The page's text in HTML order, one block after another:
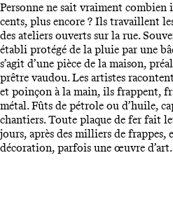
Personne ne sait vraiment combien
cents, plus encore ? Ils travaillent
des ateliers ouverts sur la rue.
établi protégé de la pluie par une
s’agit d’une pièce de la maison,
prêtre vaudou. Les artistes
et poinçon à la main, ils frappent,
métal. Fûts de pétrole ou d’huile,
chantiers. Toute plaque de fer fait
jours, après des milliers de
décoration, parfois une œuvre d’art.